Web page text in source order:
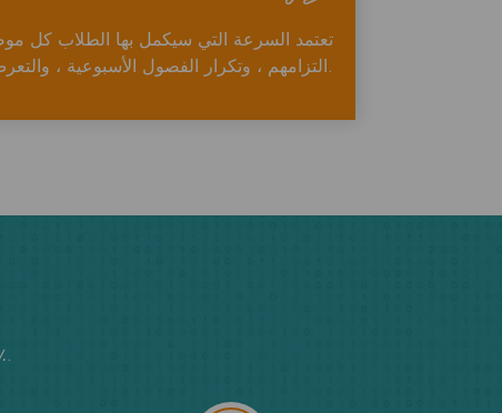
تعتمد السرعة التي سيكمل بها الطلاب كل
التزامهم ، وتكرار الفصول الأسبوعية ، والتعرض المسبق للبرمجة.
ابدأ اليوم ، بدون مخاطر 3